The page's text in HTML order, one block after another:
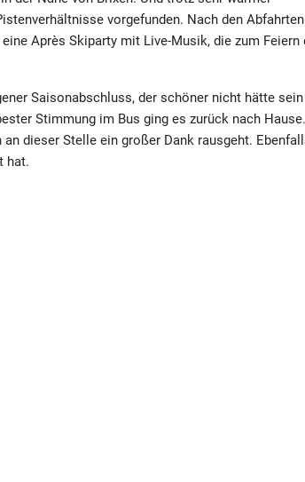
vorgefunden. Nach den
Après Skiparty mit Live-Musik, die zum Feiern
Saisonabschluss, der schöner nicht hätte
Stimmung im Bus ging es zurück nach
dieser Stelle ein großer Dank rausgeht.
hat.